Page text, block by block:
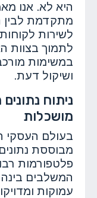
היא לא. אנו
מתקדמת לבין
לשירות
לתמוך בצוות
במשימות
ושיקול דעת.
ניתוח
מושכלות
בעולם העסקי
מבוססת
פלטפורמות
המשלבים
עמוקות